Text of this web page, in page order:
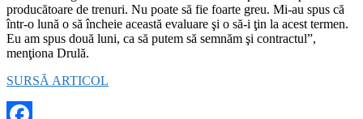
producătoare de trenuri. Nu poate să fie foarte greu. Mi-au spus că
într-o lună o să încheie această evaluare şi o să-i ţin la acest termen.
Eu am spus două luni, ca să putem să semnăm şi contractul”,
menţiona Drulă.
SURSĂ ARTICOL